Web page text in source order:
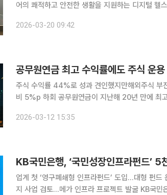
어의 쾌적하고 안전한 생활을 지원하는 디지털 헬
프 김효동 전무, KB골든라이프케어 조용범 대표이
2026-03-20 09:42
공무원연금 최고 수익률에도 주식 운용
주식 수익률 44%로 성과 견인했지만해외주식 부
비 5%p 하회 공무원연금이 지난해 20년 만에 최고 수준의 투자 성과를 기록했지만, 주식 운용 역
2026-03-12 15:35
KB국민은행, ‘국민성장인프라펀드’
업계 첫 ‘영구폐쇄형 인프라펀드’ 도입…대형 펀
지 사업 검토…메가 인프라 프로젝트 발굴 KB국민은행이 첨단전략산업 인프라 조성을 위해 1조원